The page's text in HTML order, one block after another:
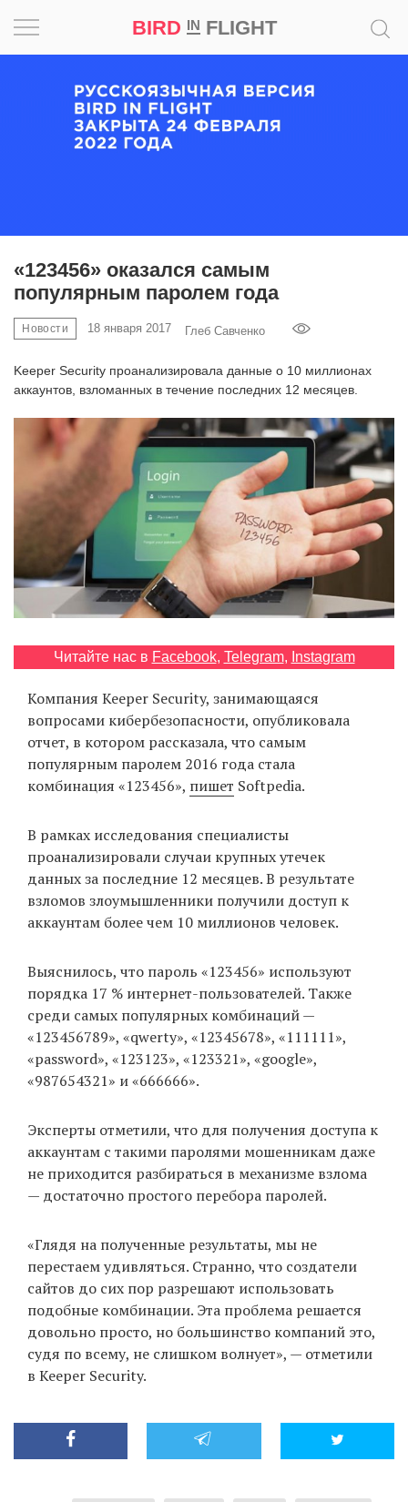
BIRD INFLIGHT
«123456» оказался самым
популярным паролем года
Новости 18 января 2017 Глеб Савченко
Keeper Security проанализировала данные о 10 миллионах
аккаунтов, взломанных в течение последних 12 месяцев.
Читайте нас в Facebook, Telegram, Instagram
Компания Keeper Security, занимающаяся
вопросами кибербезопасности, опубликовала
отчет, в котором рассказала, что самым
популярным паролем 2016 года стала
комбинация «123456», пишет Softpedia.
В рамках исследования специалисты
проанализировали случаи крупных утечек
данных за последние 12 месяцев. В результате
взломов злоумышленники получили доступ к
аккаунтам более чем 10 миллионов человек.
Выяснилось, что пароль «123456» используют
порядка 17 % интернет-пользователей. Также
среди самых популярных комбинаций —
«123456789», «qwerty», «12345678», «111111»,
«password», «123123», «123321», «google»,
«987654321» и «666666».
Эксперты отметили, что для получения доступа к
аккаунтам с такими паролями мошенникам даже
не приходится разбираться в механизме взлома
— достаточно простого перебора паролей.
«Глядя на полученные результаты, мы не
перестаем удивляться. Странно, что создатели
сайтов до сих пор разрешают использовать
подобные комбинации. Эта проблема решается
довольно просто, но большинство компаний это,
судя по всему, не слишком волнует», — отметили
в Keeper Security.